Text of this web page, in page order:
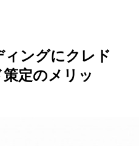
ングにクレド
定のメリッ